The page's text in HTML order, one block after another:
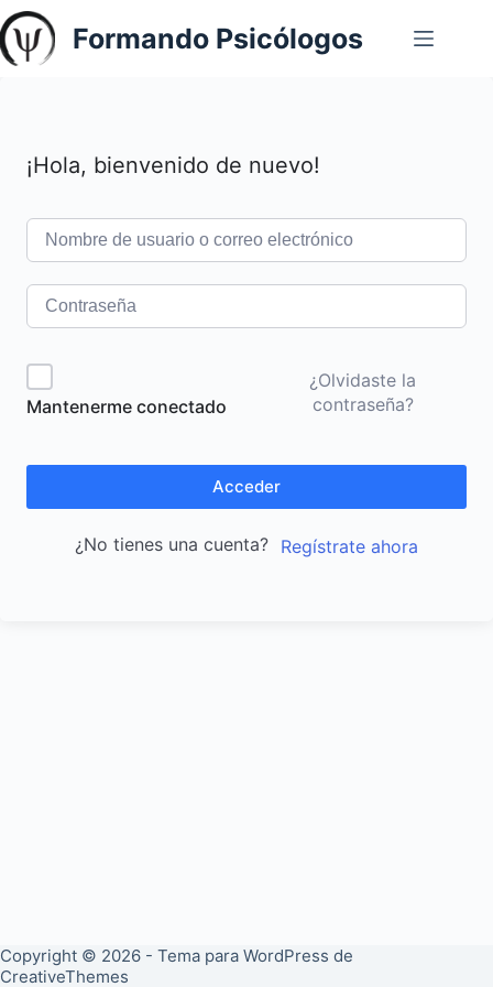
Saltar
al
contenido
Formando Psicólogos
¡Hola, bienvenido de nuevo!
Mantenerme conectado
¿Olvidaste la
contraseña?
Acceder
¿No tienes una cuenta? Regístrate ahora
Copyright © 2026 - Tema para WordPress de
CreativeThemes